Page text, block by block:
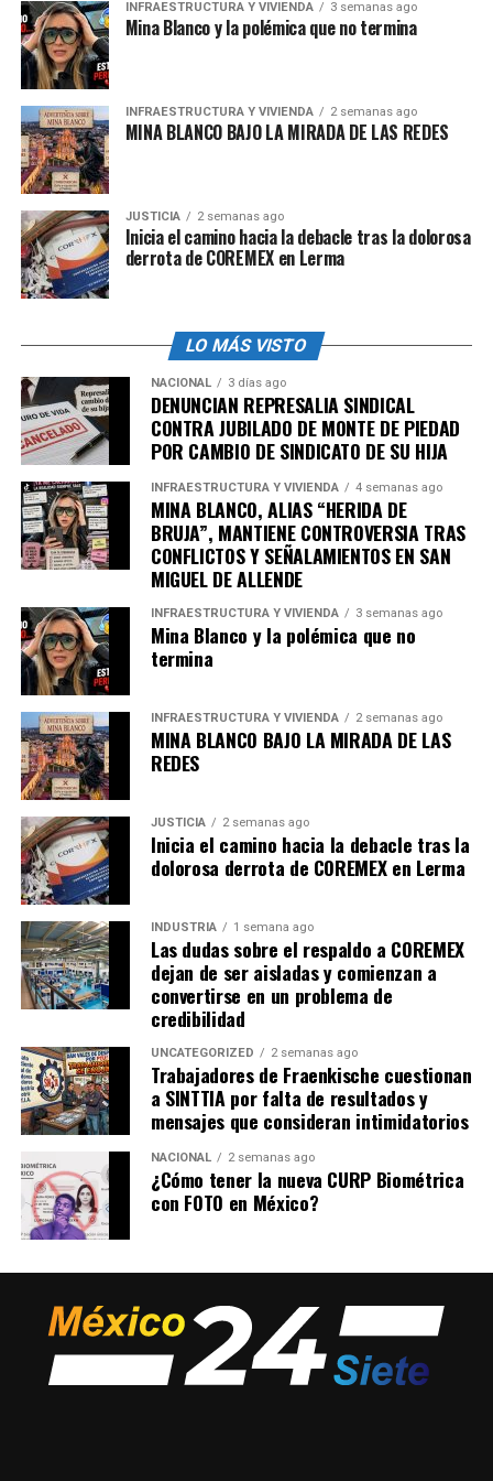
periplos que incluyeron reuniones laCiudad de
México.
Si bien eljuicio político contra Joe Biden promovido
en el Capitolio no procedió y Hunter Biden ya no es
directivo de Burisma Holdings
década después, que se conocen detalles de las
estrategias urdidas por representantes de grandes
capitales internacionales para aprovechar la apertura
de Pemex.
planes para hacer negocios en el mercado
mexicanode loshidrocarburos iniciaron enfebrero
de 2013, sólo
tres meses después de que comenzara
la administración de Peña Nieto
vislumbraba una reforma energética que rompería el
monopolio que durante décadas mantuvo Pemex sobre
la exploración, producción y comercialización de
energéticos en México.
Por esas fechas
Jeff Cooper—unabogado que trabajó
de cerca con el difunto hermano de Hunter Biden,
Beau, y que donó miles de dólares a las diversas
campañas políticas de
parahablarle de la privatización de la petrolera
mexicana y la posibilidad de hacer negocios. “Esto se
está convirtiendo en algo gigantesco, hermano”, le dijo.
Las perspectivas de ganancias aumentaron cuando
Hunter Biden ascendió a la dirección de Burisma
Holdings, en 2014. Hunter Biden yJeff Cooper
buscaron la ayuda delempresario Miguel Alemán
Magnani, hijo del exgobernador de Veracruz, Miguel
Alemán Velascoy en ese entonces presidente de la
aerolínea Interjet, para tratar deforjar una relación
con el empresario Carlos Slim y así ganar contratos
con la petrolera mexicana.
INFRAESTRUCTURA Y VIVIENDA 3 semanas ago
Mina Blanco y la polémica que no termina
INFRAESTRUCTURA Y VIVIENDA 2 semanas ago
MINA BLANCO BAJO LA MIRADA DE LAS REDES
JUSTICIA 2 semanas ago
Inicia el camino hacia la debacle tras la dolorosa
derrota de COREMEX en Lerma
LO MÁS VISTO
NACIONAL 3 días ago
DENUNCIAN REPRESALIA SINDICAL
CONTRA JUBILADO DE MONTE DE PIEDAD
POR CAMBIO DE SINDICATO DE SU HIJA
INFRAESTRUCTURA Y VIVIENDA 4 semanas ago
MINA BLANCO, ALIAS “HERIDA DE
BRUJA”, MANTIENE CONTROVERSIA TRAS
CONFLICTOS Y SEÑALAMIENTOS EN SAN
MIGUEL DE ALLENDE
INFRAESTRUCTURA Y VIVIENDA 3 semanas ago
Mina Blanco y la polémica que no
termina
INFRAESTRUCTURA Y VIVIENDA 2 semanas ago
MINA BLANCO BAJO LA MIRADA DE LAS
REDES
JUSTICIA 2 semanas ago
Inicia el camino hacia la debacle tras la
dolorosa derrota de COREMEX en Lerma
INDUSTRIA 1 semana ago
Las dudas sobre el respaldo a COREMEX
dejan de ser aisladas y comienzan a
convertirse en un problema de
credibilidad
UNCATEGORIZED 2 semanas ago
Trabajadores de Fraenkische cuestionan
a SINTTIA por falta de resultados y
mensajes que consideran intimidatorios
NACIONAL 2 semanas ago
¿Cómo tener la nueva CURP Biométrica
con FOTO en México?